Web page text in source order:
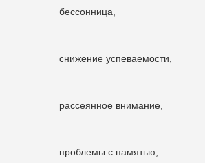
бессонница,
снижение успеваемости,
рассеянное внимание,
проблемы с памятью,